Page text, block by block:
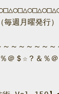
週月曜発行）
～～～～～～
＠＄☆？＆％